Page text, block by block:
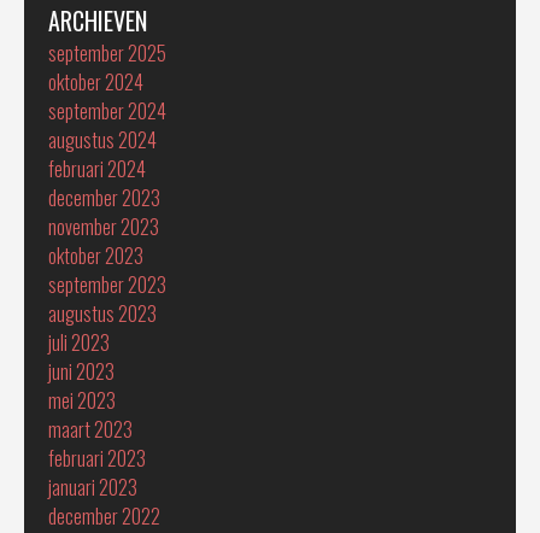
ARCHIEVEN
september 2025
oktober 2024
september 2024
augustus 2024
februari 2024
december 2023
november 2023
oktober 2023
september 2023
augustus 2023
juli 2023
juni 2023
mei 2023
maart 2023
februari 2023
januari 2023
december 2022